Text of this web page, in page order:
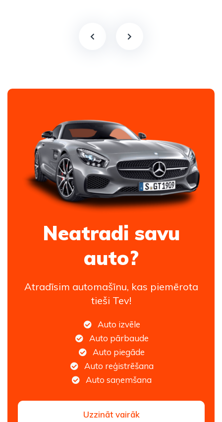
Neatradi savu
auto?
Atradīsim automašīnu, kas piemērota
tieši Tev!
Auto izvēle
Auto pārbaude
Auto piegāde
Auto reģistrēšana
Auto saņemšana
Uzzināt vairāk